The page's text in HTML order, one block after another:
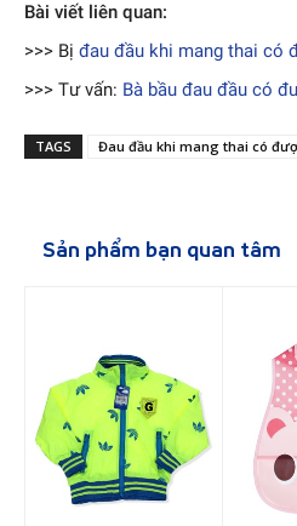
Bài viết liên quan:
>>> Bị đau đầu khi mang thai có
>>> Tư vấn: Bà bầu đau đầu có
TAGS Đau đầu khi mang thai có
Sản phẩm bạn quan tâm